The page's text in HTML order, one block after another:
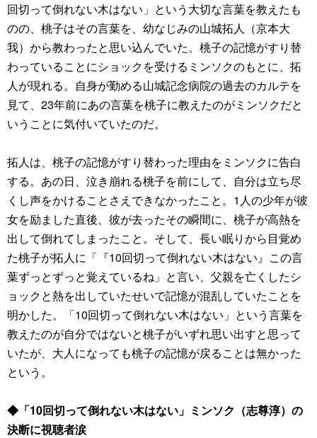
回切って倒れない木はない」という大切な言葉を教えたも
のの、桃子はその言葉を、幼なじみの山城拓人（京本大
我）から教わったと思い込んでいた。桃子の記憶がすり替
わっていることにショックを受けるミンソクのもとに、拓
人が現れる。自身が勤める山城記念病院の過去のカルテを
見て、23年前にあの言葉を桃子に教えたのがミンソクだと
いうことに気付いていたのだ。
拓人は、桃子の記憶がすり替わった理由をミンソクに告白
する。あの日、泣き崩れる桃子を前にして、自分は立ち尽
くし声をかけることさえできなかったこと。1人の少年が彼
女を励ました直後、彼が去ったその瞬間に、桃子が高熱を
出して倒れてしまったこと。そして、長い眠りから目覚め
た桃子が拓人に「『10回切って倒れない木はない』この言
葉ずっとずっと覚えているね」と言い、父親を亡くしたシ
ョックと熱を出していたせいで記憶が混乱していたことを
明かした。「10回切って倒れない木はない」という言葉を
教えたのが自分ではないと桃子がいずれ思い出すと思って
いたが、大人になっても桃子の記憶が戻ることは無かった
という。
◆「10回切って倒れない木はない」ミンソク（志尊淳）の
決断に視聴者涙